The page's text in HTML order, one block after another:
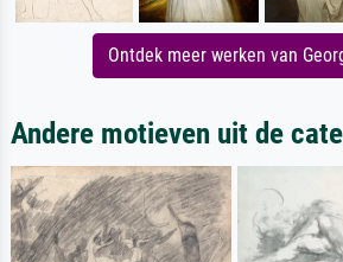
Ontdek meer werken van
Andere motieven uit de